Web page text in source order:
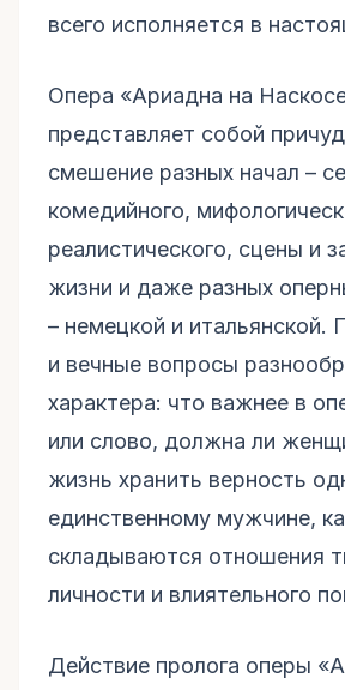
всего исполняется в
Опера «Ариадна на
представляет собой
смешение разных начал –
комедийного,
реалистического, сцены и
жизни и даже разных
– немецкой и итальянской.
и вечные вопросы
характера: что важнее в
или слово, должна ли
жизнь хранить верность
единственному мужчине,
складываются отношения
личности и влиятельного
Действие пролога оперы